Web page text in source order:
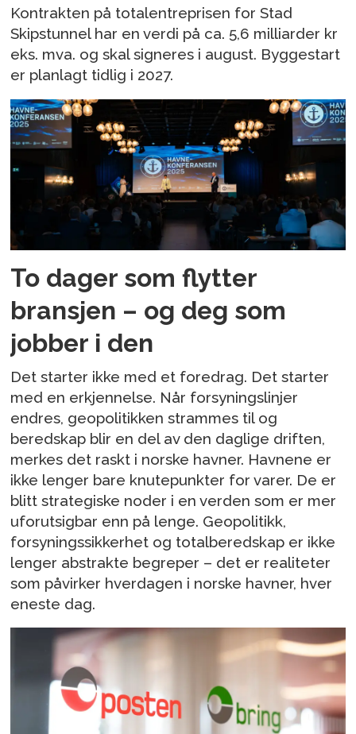
Kontrakten på totalentreprisen for Stad
Skipstunnel har en verdi på ca. 5,6 milliarder kr
eks. mva. og skal signeres i august. Byggestart
er planlagt tidlig i 2027.
To dager som flytter
bransjen – og deg som
jobber i den
Det starter ikke med et foredrag. Det starter
med en erkjennelse. Når forsyningslinjer
endres, geopolitikken strammes til og
beredskap blir en del av den daglige driften,
merkes det raskt i norske havner. Havnene er
ikke lenger bare knutepunkter for varer. De er
blitt strategiske noder i en verden som er mer
uforutsigbar enn på lenge. Geopolitikk,
forsyningssikkerhet og totalberedskap er ikke
lenger abstrakte begreper – det er realiteter
som påvirker hverdagen i norske havner, hver
eneste dag.